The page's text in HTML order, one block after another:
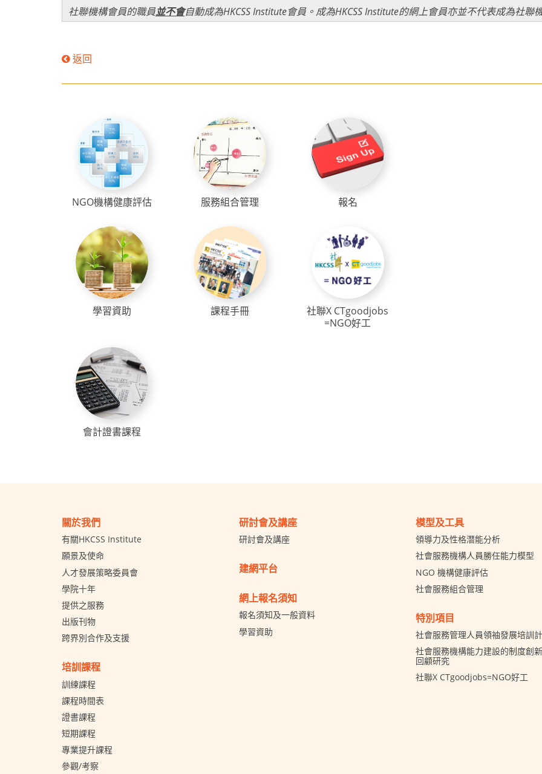
社聯機構會員的職員並不會自動成為HKCSS Institute會員。成為HKCSS Institute的網上會員亦並不代表成為社聯
返回
NGO機構健康評估 服務組合管理 報名
學習資助 課程手冊
社聯X CTgoodjobs
=NGO好工
會計證書課程
關於我們
有關HKCSS Institute
願景及使命
人才發展策略委員會
學院十年
提供之服務
出版刊物
跨界別合作及支援
培訓課程
訓練課程
課程時間表
證書課程
短期課程
專業提升課程
參觀/考察
研討會及講座
研討會及講座
建網平台
網上報名須知
報名須知及一般資料
學習資助
模型及工具
領導力及性格潛能分析
社會服務機構人員勝任能力模型
NGO 機構健康評估
社會服務組合管理
特別項目
社會服務管理人員領袖發展培訓
社會服務機構能力建設的制度創
回顧研究
社聯X CTgoodjobs=NGO好工